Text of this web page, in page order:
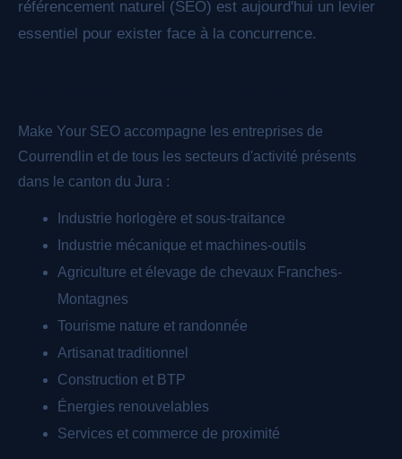
référencement naturel (SEO) est aujourd'hui un levier
essentiel pour exister face à la concurrence.
Make Your SEO accompagne les entreprises de
Courrendlin et de tous les secteurs d'activité présents
dans le canton du Jura :
Industrie horlogère et sous-traitance
Industrie mécanique et machines-outils
Agriculture et élevage de chevaux Franches-
Montagnes
Tourisme nature et randonnée
Artisanat traditionnel
Construction et BTP
Énergies renouvelables
Services et commerce de proximité